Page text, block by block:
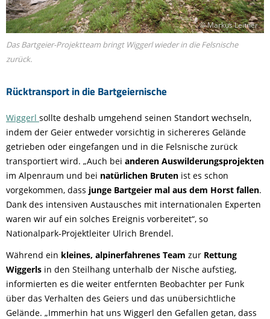
Rücktransport in die Bartgeiernische
© Markus Leitner
Das Bartgeier-Projektteam bringt Wiggerl wieder in die Felsnische
zurück.
Wiggerl sollte deshalb umgehend seinen Standort wechseln,
indem der Geier entweder vorsichtig in sichereres Gelände
getrieben oder eingefangen und in die Felsnische zurück
transportiert wird. „Auch bei anderen Auswilderungsprojekten
im Alpenraum und bei natürlichen Bruten ist es schon
vorgekommen, dass junge Bartgeier mal aus dem Horst fallen.
Dank des intensiven Austausches mit internationalen Experten
waren wir auf ein solches Ereignis vorbereitet“, so
Nationalpark-Projektleiter Ulrich Brendel.
Während ein kleines, alpinerfahrenes Team zur Rettung
Wiggerls in den Steilhang unterhalb der Nische aufstieg,
informierten es die weiter entfernten Beobachter per Funk
über das Verhalten des Geiers und das unübersichtliche
Gelände. „Immerhin hat uns Wiggerl den Gefallen getan, dass